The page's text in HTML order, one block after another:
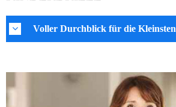
Voller Durchblick für die Kleinsten